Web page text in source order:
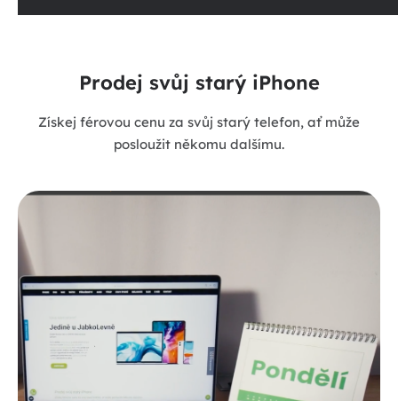
Prodej svůj starý iPhone
Získej férovou cenu za svůj starý telefon, ať může
posloužit někomu dalšímu.